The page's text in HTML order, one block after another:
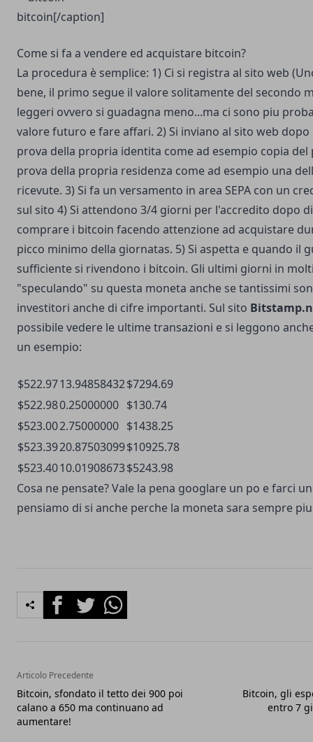
bitcoin[/caption]
Come si fa a vendere ed acquistare bitcoin?
La procedura è semplice: 1) Ci si registra al sito web
bene, il primo segue il valore solitamente del secondo
leggeri ovvero si guadagna meno...ma ci sono piu
valore futuro e fare affari. 2) Si inviano al sito web
prova della propria identita come ad esempio copia
prova della propria residenza come ad esempio una
ricevute. 3) Si fa un versamento in area SEPA con un
sul sito 4) Si attendono 3/4 giorni per l'accredito dopo
comprare i bitcoin facendo attenzione ad acquistare
picco minimo della giornatas. 5) Si aspetta e quando il
sufficiente si rivendono i bitcoin. Gli ultimi giorni in
"speculando" su questa moneta anche se tantissimi
investitori anche di cifre importanti. Sul sito
possibile vedere le ultime transazioni e si leggono
un esempio:
$522.9713.94858432$7294.69
$522.980.25000000 $130.74
$523.002.75000000 $1438.25
$523.3920.87503099$10925.78
$523.4010.01908673$5243.98
Cosa ne pensate? Vale la pena googlare un po e farci
pensiamo di si anche perche la moneta sara sempre
FacebookTwitterWhatsapp
Articolo Precedente
Bitcoin, sfondato il tetto dei 900 poi
calano a 650 ma continuano ad
aumentare!
Bitcoin, gli
entro 7